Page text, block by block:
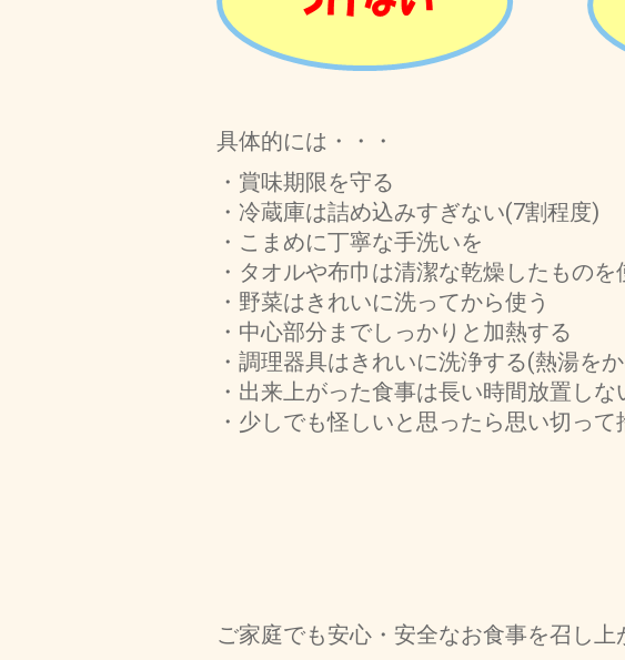
具体的には・・・
・賞味期限を守る
・冷蔵庫は詰め込みすぎない(7割程度)
・こまめに丁寧な手洗いを
・タオルや布巾は清潔な乾燥したものを
・野菜はきれいに洗ってから使う
・中心部分までしっかりと加熱する
・調理器具はきれいに洗浄する(熱湯を
・出来上がった食事は長い時間放置しな
・少しでも怪しいと思ったら思い切って
ご家庭でも安心・安全なお食事を召し